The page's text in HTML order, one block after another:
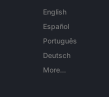
English
Español
Português
Deutsch
More...